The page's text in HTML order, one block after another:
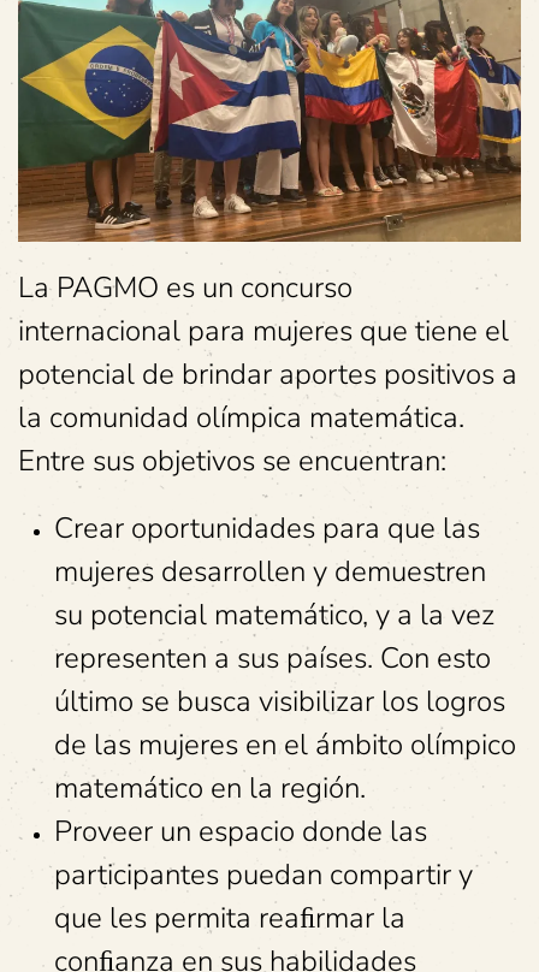
La PAGMO es un concurso
internacional para mujeres que tiene el
potencial de brindar aportes positivos a
la comunidad olímpica matemática.
Entre sus objetivos se encuentran:
Crear oportunidades para que las
mujeres desarrollen y demuestren
su potencial matemático, y a la vez
representen a sus países. Con esto
último se busca visibilizar los logros
de las mujeres en el ámbito olímpico
matemático en la región.
Proveer un espacio donde las
participantes puedan compartir y
que les permita reaﬁrmar la
conﬁanza en sus habilidades